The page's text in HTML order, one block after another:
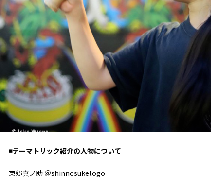
◾️テーマトリック紹介の人物について
東郷真ノ助 ＠shinnosuketogo